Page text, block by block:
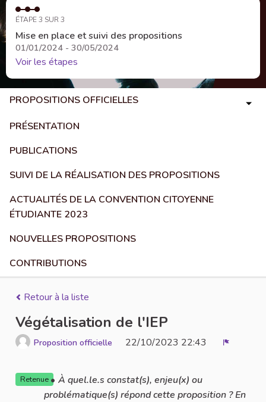
ÉTAPE 3 SUR 3
Mise en place et suivi des propositions
01/01/2024 - 30/05/2024
Voir les étapes
PROPOSITIONS OFFICIELLES
PRÉSENTATION
PUBLICATIONS
SUIVI DE LA RÉALISATION DES PROPOSITIONS
ACTUALITÉS DE LA CONVENTION CITOYENNE
ÉTUDIANTE 2023
NOUVELLES PROPOSITIONS
CONTRIBUTIONS
Retour à la liste
Végétalisation de l'IEP
Proposition officielle 22/10/2023 22:43
Retenue
À quel.le.s constat(s), enjeu(x) ou
problématique(s) répond cette proposition ? En